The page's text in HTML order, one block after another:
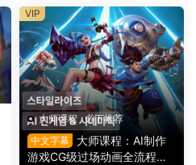
大师课程 ·必下推荐
中文字幕
大师课程：AI制作
游戏CG级过场动画全流程视
VIP